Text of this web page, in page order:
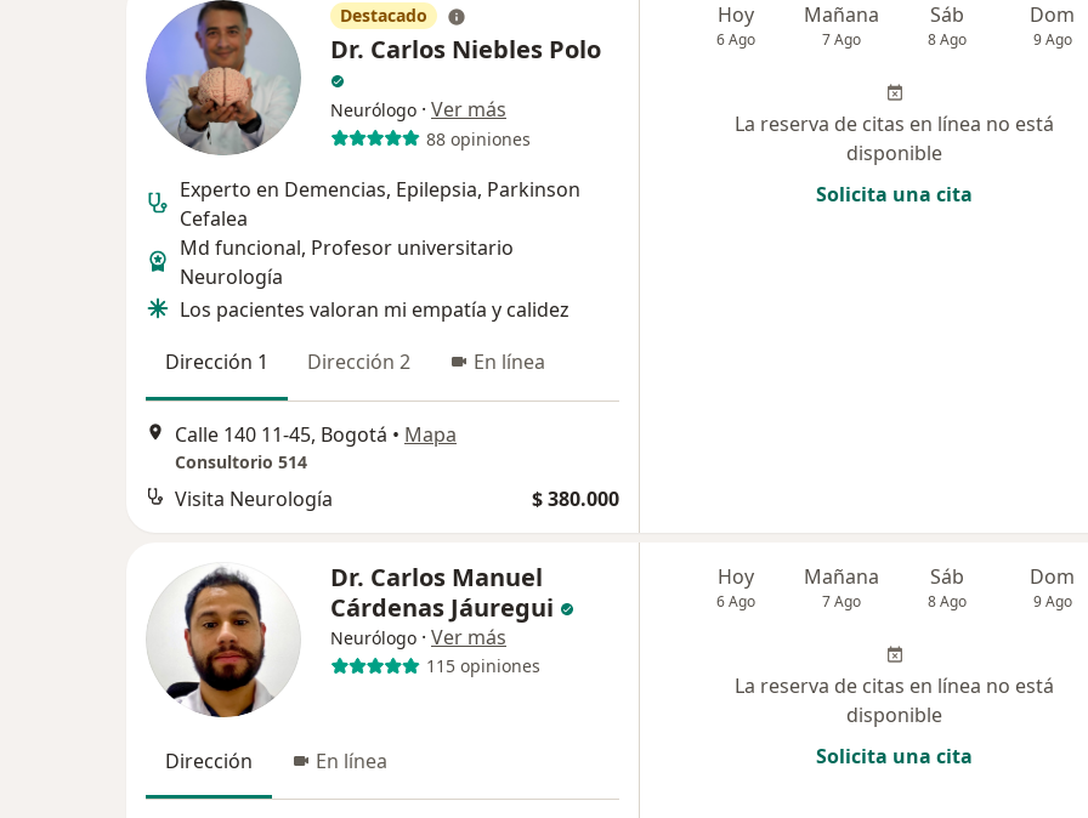
Destacado
Dr. Carlos Niebles Polo
Neurólogo · Ver más
88 opiniones
Experto en Demencias, Epilepsia, Parkinson
Cefalea
Md funcional, Profesor universitario
Neurología
Los pacientes valoran mi empatía y calidez
Dirección 1
Dirección 2 En línea
Calle 140 11-45, Bogotá • Mapa
Consultorio 514
Visita Neurología $ 380.000
Hoy
6 Ago
Mañana
7 Ago
Sáb
8 Ago
Dom
9 Ago
La reserva de citas en línea no está
disponible
Solicita una cita
Dr. Carlos Manuel
Cárdenas Jáuregui
Neurólogo · Ver más
115 opiniones
Dirección En línea
Hoy
6 Ago
Mañana
7 Ago
Sáb
8 Ago
Dom
9 Ago
La reserva de citas en línea no está
disponible
Solicita una cita